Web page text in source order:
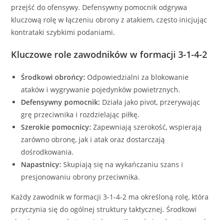
przejść do ofensywy. Defensywny pomocnik odgrywa
kluczową rolę w łączeniu obrony z atakiem, często inicjując
kontrataki szybkimi podaniami.
Kluczowe role zawodników w formacji 3-1-4-2
Środkowi obrońcy: Odpowiedzialni za blokowanie
ataków i wygrywanie pojedynków powietrznych.
Defensywny pomocnik: Działa jako pivot, przerywając
grę przeciwnika i rozdzielając piłkę.
Szerokie pomocnicy: Zapewniają szerokość, wspierają
zarówno obronę, jak i atak oraz dostarczają
dośrodkowania.
Napastnicy: Skupiają się na wykańczaniu szans i
presjonowaniu obrony przeciwnika.
Każdy zawodnik w formacji 3-1-4-2 ma określoną rolę, która
przyczynia się do ogólnej struktury taktycznej. Środkowi